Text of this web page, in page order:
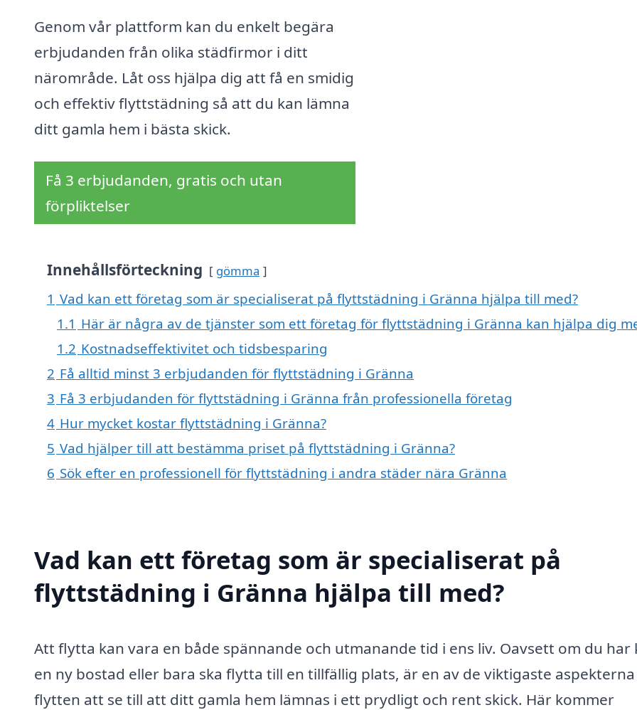
Genom vår plattform kan du enkelt begära
erbjudanden från olika städfirmor i ditt
närområde. Låt oss hjälpa dig att få en smidig
och effektiv flyttstädning så att du kan lämna
ditt gamla hem i bästa skick.
Få 3 erbjudanden, gratis och utan
förpliktelser
Innehållsförteckning gömma
1 Vad kan ett företag som är specialiserat på flyttstädning i Gränna hjälpa till med?
1.1 Här är några av de tjänster som ett företag för flyttstädning i Gränna kan hjälpa dig
1.2 Kostnadseffektivitet och tidsbesparing
2 Få alltid minst 3 erbjudanden för flyttstädning i Gränna
3 Få 3 erbjudanden för flyttstädning i Gränna från professionella företag
4 Hur mycket kostar flyttstädning i Gränna?
5 Vad hjälper till att bestämma priset på flyttstädning i Gränna?
6 Sök efter en professionell för flyttstädning i andra städer nära Gränna
Vad kan ett företag som är specialiserat på
flyttstädning i Gränna hjälpa till med?
Att flytta kan vara en både spännande och utmanande tid i ens liv. Oavsett om du har
en ny bostad eller bara ska flytta till en tillfällig plats, är en av de viktigaste
flytten att se till att ditt gamla hem lämnas i ett prydligt och rent skick. Här kommer